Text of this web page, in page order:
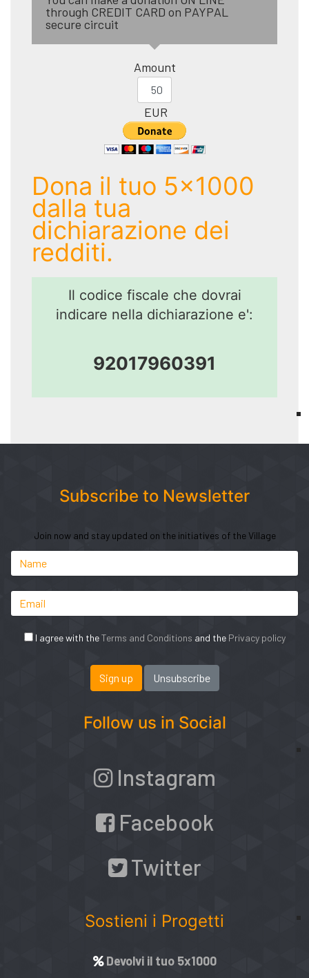
through CREDIT CARD on PAYPAL
secure circuit
Amount
EUR
Dona il tuo 5x1000
dalla tua
dichiarazione dei
redditi.
Il codice fiscale che dovrai
indicare nella dichiarazione e':
92017960391
Subscribe to Newsletter
Join now and stay updated on the initiatives of the Village
I agree with theTerms and Conditions and the Privacy policy
Follow us in Social
Instagram
Facebook
Twitter
Sostieni i Progetti
Devolvi il tuo 5x1000